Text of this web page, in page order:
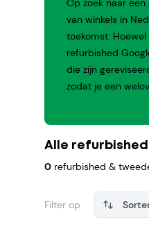
Op zoek naar
van winkels in
toekomst.
refurbished
die zijn
zodat je een
Alle refurbished
0 refurbished &
Filter op